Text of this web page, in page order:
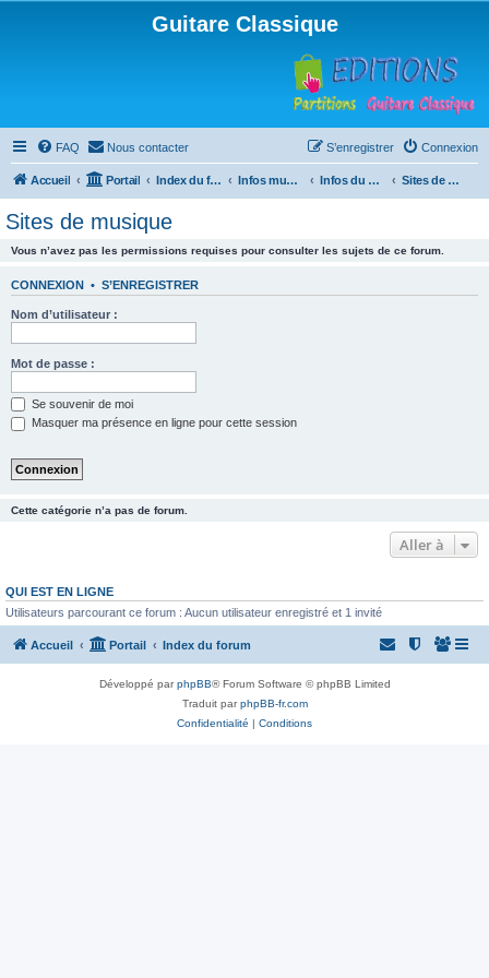
Guitare Classique
FAQ Nous contacter Connexion
S’enregistrer
Accueil Portail Index du forum Infos musicales Infos du Web Sites de musique
Sites de musique
Vous n’avez pas les permissions requises pour consulter les sujets de ce forum.
CONNEXION • S’ENREGISTRER
Nom d’utilisateur :
Mot de passe :
Se souvenir de moi
Masquer ma présence en ligne pour cette session
Cette catégorie n’a pas de forum.
Aller à
QUI EST EN LIGNE
Utilisateurs parcourant ce forum : Aucun utilisateur enregistré et 1 invité
Accueil Portail Index du forum
Développé parphpBB® Forum Software © phpBB Limited
Traduit parphpBB-fr.com
Confidentialité | Conditions